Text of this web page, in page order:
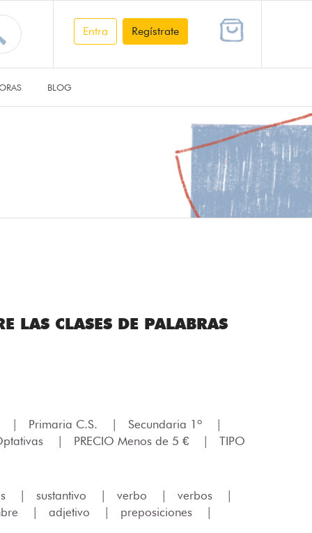
Entra Regístrate
BLOG
LAS CLASES DE PALABRAS
Primaria C.S. Secundaria 1º
PRECIO Menos de 5 €
TIPO
sustantivo verbo verbos
adjetivo preposiciones